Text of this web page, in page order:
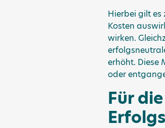
Hierbei gilt es
Kosten
wirken.
erhöht. Diese
oder
Für